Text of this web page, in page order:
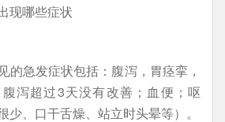
现哪些症状
的急发症状包括：腹泻，胃痉挛，
泻超过3天没有改善；血便；呕
少、口干舌燥、站立时头晕等）。